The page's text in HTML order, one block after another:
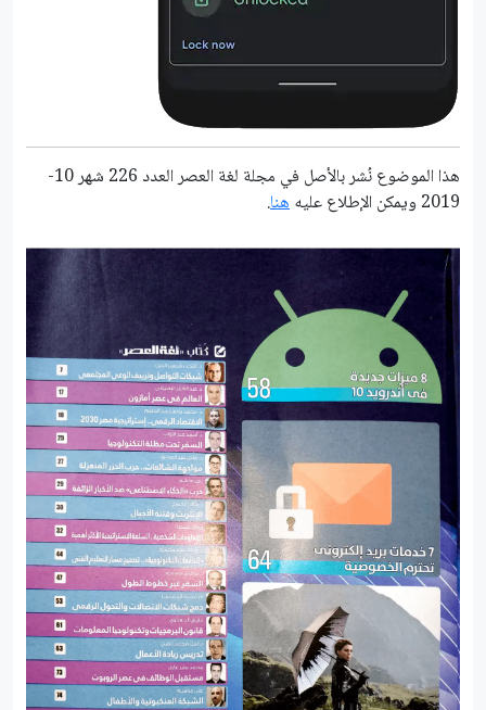
هذا الموضوع نُشر باﻷصل في مجلة لغة العصر العدد 226 شهر 10-
2019 ويمكن الإطلاع عليه
هنا.